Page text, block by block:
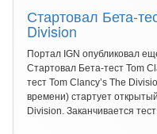
Стартовал Бета-
Division
Портал IGN опубликовал
Стартовал Бета-тест Tom
тест Tom Clancy’s The
времени) стартует
Division. Заканчивается